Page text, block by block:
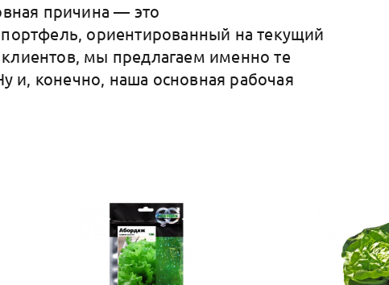
причина — это
ориентированный на текущий
клиентов, мы предлагаем именно те
конечно, наша основная рабочая